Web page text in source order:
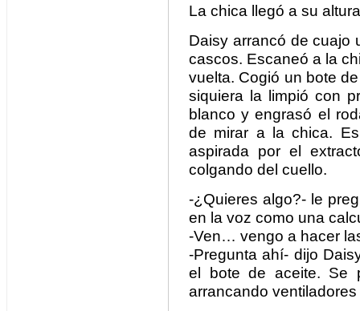
La chica llegó a su
Daisy arrancó de cuajo
cascos. Escaneó a la
vuelta. Cogió un bote
siquiera la limpió con
blanco y engrasó el
de mirar a la chica.
aspirada por el
colgando del cuello.
-¿Quieres algo?- le
en la voz como una
-Ven… vengo a hacer
-Pregunta ahí- dijo
el bote de aceite. Se
arrancando